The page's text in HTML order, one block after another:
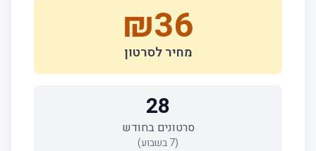
₪36
מחיר לסרטון
28
סרטונים בחודש
(
7בשבוע)